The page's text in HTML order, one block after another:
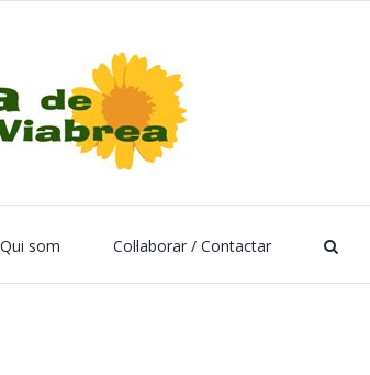
som Col·laborar / Contactar